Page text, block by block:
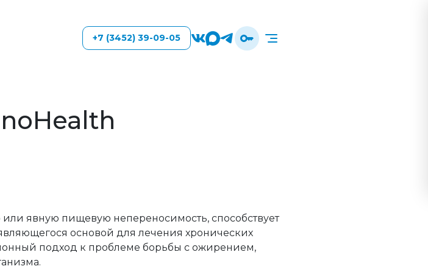
+7 (3452) 39-09-05
или явную пищевую непереносимость, способствует
основой для лечения хронических
подход к проблеме борьбы с ожирением,